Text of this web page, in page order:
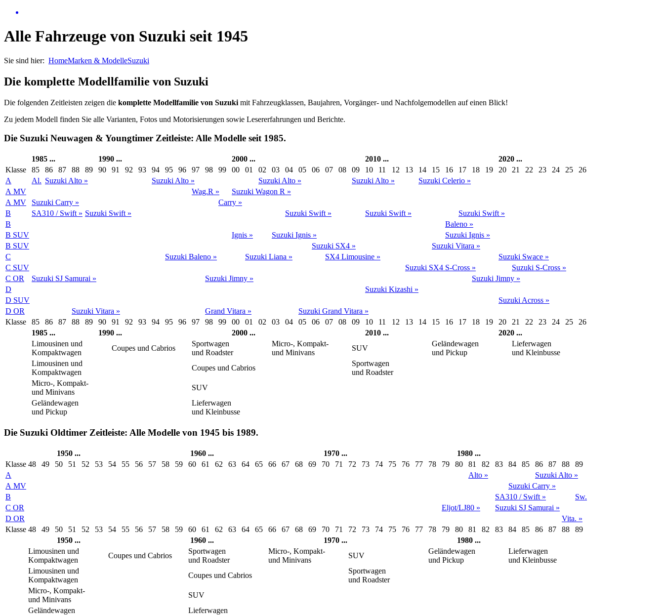
Alle Fahrzeuge von Suzuki seit 1945
Sie sind hier: HomeMarken & ModelleSuzuki
Die komplette Modellfamilie von Suzuki
Die folgenden Zeitleisten zeigen die komplette Modellfamilie von Suzuki mit Fahrzeugklassen, Baujahren, Vorgänger- und Nachfolgemodellen auf einen Blick!
Zu jedem Modell finden Sie alle Varianten, Fotos und Motorisierungen sowie Lesererfahrungen und Berichte.
Die Suzuki Neuwagen & Youngtimer Zeitleiste: Alle Modelle seit 1985.
1985 ... 1990 ... 2000 ... 2010 ... 2020 ...
Klasse
85 86 87 88 89 90 91 92 93 94 95 96 97 98 99 00 01 02 03 04 05 06 07 08 09 10 11 12 13 14 15 16 17 18 19 20 21 22 23 24 25
26
A
Al. Suzuki Alto » Suzuki Alto » Suzuki Alto » Suzuki Alto »
Suzuki Celerio »
A MV
Wag.R »
Suzuki Wagon R »
A MV
Suzuki Carry »
Carry »
B
SA310 / Swift » Suzuki Swift » Suzuki Swift » Suzuki Swift »
Suzuki Swift »
B
Baleno »
B SUV
Ignis » Suzuki Ignis »
Suzuki Ignis »
B SUV
Suzuki SX4 »
Suzuki Vitara »
C
Suzuki Baleno » Suzuki Liana » SX4 Limousine »
Suzuki Swace »
C SUV
Suzuki SX4 S-Cross »
Suzuki S-Cross »
C OR
Suzuki SJ Samurai » Suzuki Jimny »
Suzuki Jimny »
D
Suzuki Kizashi »
D SUV
Suzuki Across »
D OR
Suzuki Vitara » Grand Vitara »
Suzuki Grand Vitara »
Klasse
85 86 87 88 89 90 91 92 93 94 95 96 97 98 99 00 01 02 03 04 05 06 07 08 09 10 11 12 13 14 15 16 17 18 19 20 21 22 23 24 25
26
1985 ... 1990 ... 2000 ... 2010 ... 2020 ...
Limousinen und
Kompaktwagen
Coupes und Cabrios
Sportwagen
und Roadster
Micro-, Kompakt-
und Minivans
SUV
Geländewagen
und Pickup
Lieferwagen
und Kleinbusse
Limousinen und
Kompaktwagen
Coupes und Cabrios
Sportwagen
und Roadster
Micro-, Kompakt-
und Minivans
SUV
Geländewagen
und Pickup
Lieferwagen
und Kleinbusse
Die Suzuki Oldtimer Zeitleiste: Alle Modelle von 1945 bis 1989.
1950 ... 1960 ... 1970 ...
1980 ...
Klasse 48 49 50 51 52 53 54 55 56 57 58 59 60 61 62 63 64 65 66 67 68 69 70 71 72 73 74 75 76 77 78 79 80 81 82 83 84 85 86 87 88
89
A
Alto »
Suzuki Alto »
A MV
Suzuki Carry »
B
SA310 / Swift »
Sw.
C OR
Eljot/LJ80 »
Suzuki SJ Samurai »
D OR
Vita. »
Klasse 48 49 50 51 52 53 54 55 56 57 58 59 60 61 62 63 64 65 66 67 68 69 70 71 72 73 74 75 76 77 78 79 80 81 82 83 84 85 86 87 88
89
1950 ...
1960 ... 1970 ...
1980 ...
Limousinen und
Kompaktwagen
Coupes und Cabrios
Sportwagen
und Roadster
Micro-, Kompakt-
und Minivans
SUV
Geländewagen
und Pickup
Lieferwagen
und Kleinbusse
Limousinen und
Kompaktwagen
Coupes und Cabrios
Sportwagen
und Roadster
Micro-, Kompakt-
und Minivans
SUV
Geländewagen
Lieferwagen